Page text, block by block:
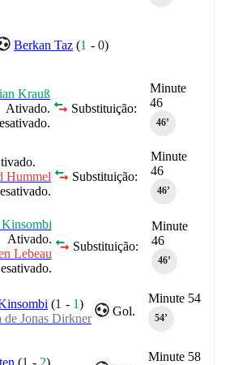
Berkan Taz (1 -0)
Minute
46
46‎’‎
Substituição:
Krauß
Ativado.
Minute
46
46‎’‎
Substituição:
Hummel
Minute
46
46‎’‎
Substituição:
Ativado.
Lebeau
Minute 54
54‎’‎
Gol.
(1 - 1)
de Jonas Dirkner
Minute 58
(1 - 2)